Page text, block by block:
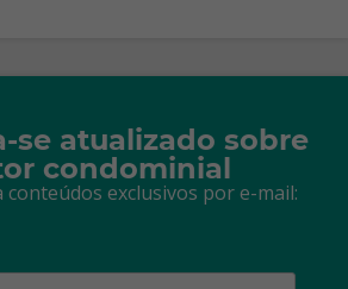
se atualizado sobre
condominial
conteúdos exclusivos por e-mail: